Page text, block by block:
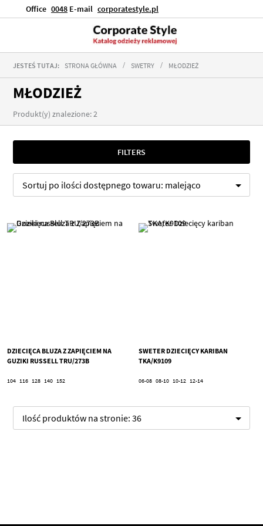
Office 0048 E-mail corporatestyle.pl
JESTEŚ TUTAJ: STRONA GŁÓWNA SWETRY MŁODZIEŻ
MŁODZIEŻ
Produkt(y) znalezione: 2
FILTERS
Sortuj po ilości dostępnego towaru: malejąco
DZIECIĘCA BLUZA Z ZAPIĘCIEM NA
GUZIKI RUSSELL TRU/273B
104 116 128 140 152
SWETER DZIECIĘCY KARIBAN
TKA/K9109
06-08 08-10 10-12 12-14
Ilość produktów na stronie: 36